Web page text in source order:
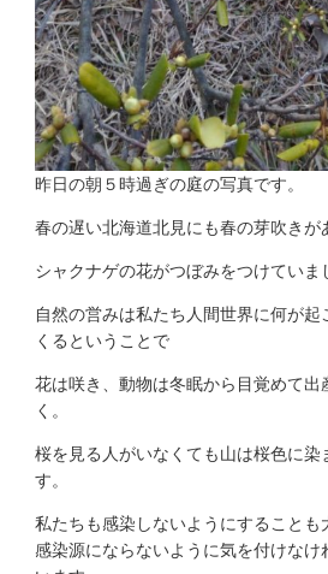
昨日の朝５時過ぎの庭の写真です。
春の遅い北海道北見にも春の芽吹きが
シャクナゲの花がつぼみをつけていま
自然の営みは私たち人間世界に何が起
くるということで
花は咲き、動物は冬眠から目覚めて出
く。
桜を見る人がいなくても山は桜色に染
す。
私たちも感染しないようにすることも
感染源にならないように気を付けなけ